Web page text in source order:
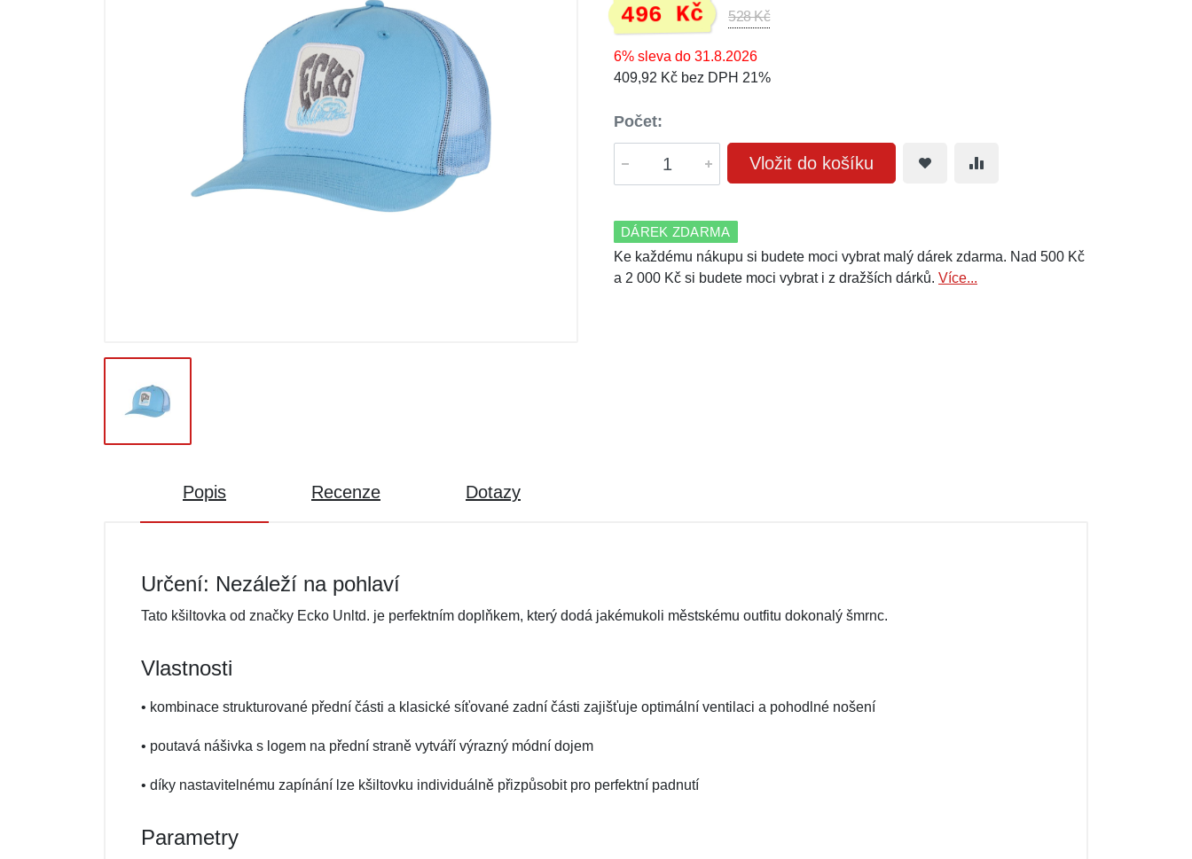
496 Kč 528 Kč
6% sleva do 31.8.2026
409,92 Kč bez DPH 21%
Počet:
Vložit do košíku
DÁREK ZDARMA
Ke každému nákupu si budete moci vybrat malý dárek zdarma. Nad 500 Kč
a 2 000 Kč si budete moci vybrat i z dražších dárků. Více...
Popis Recenze Dotazy
Určení: Nezáleží na pohlaví
Tato kšiltovka od značky Ecko Unltd. je perfektním doplňkem, který dodá jakémukoli městskému outfitu dokonalý šmrnc.
Vlastnosti
• kombinace strukturované přední části a klasické síťované zadní části zajišťuje optimální ventilaci a pohodlné nošení
• poutavá nášivka s logem na přední straně vytváří výrazný módní dojem
• díky nastavitelnému zapínání lze kšiltovku individuálně přizpůsobit pro perfektní padnutí
Parametry